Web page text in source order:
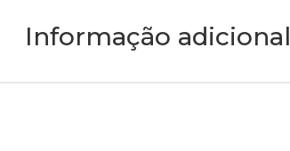
Informação adicional